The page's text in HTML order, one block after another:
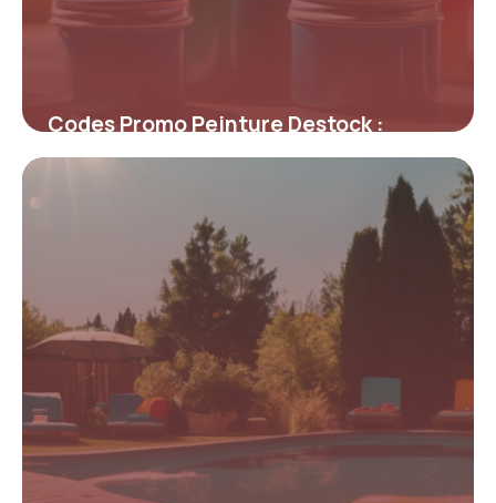
Codes Promo Peinture Destock :
Maximisez Vos Économies sur la